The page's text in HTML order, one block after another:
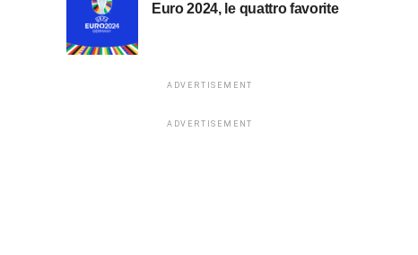
Euro 2024, le quattro favorite
ADVERTISEMENT
ADVERTISEMENT